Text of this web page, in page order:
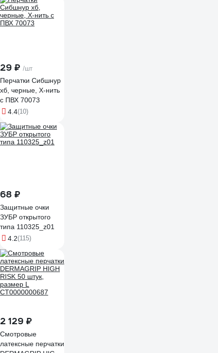
29 ₽ /шт
Перчатки Сибшнур
хб, черные, Х-нить
с ПВХ 70073
4.4(10)
68 ₽
Защитные очки
ЗУБР открытого
типа 110325_z01
4.2(115)
2 129 ₽
Смотровые
латексные перчатки